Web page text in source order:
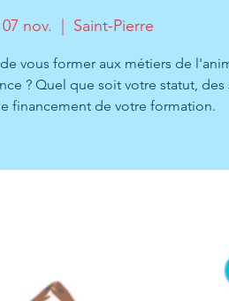
nov. Saint-Pierre
vous former aux métiers de
? Quel que soit votre statut, des
financement de votre formation.